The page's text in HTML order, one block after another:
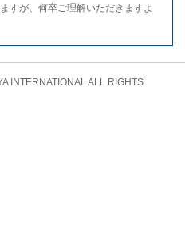
すが、何卒ご理解いただきますよ